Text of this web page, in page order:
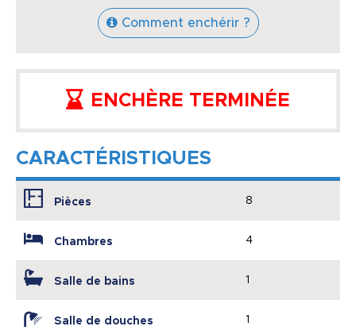
Comment enchérir ?
ENCHÈRE TERMINÉE
CARACTÉRISTIQUES
Pièces 8
Chambres 4
Salle de bains 1
Salle de douches 1